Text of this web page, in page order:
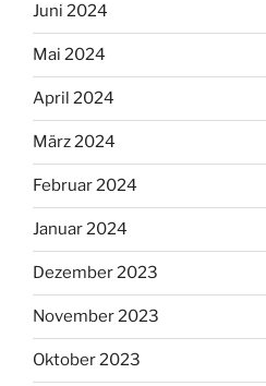
Juni 2024
Mai 2024
April 2024
März 2024
Februar 2024
Januar 2024
Dezember 2023
November 2023
Oktober 2023